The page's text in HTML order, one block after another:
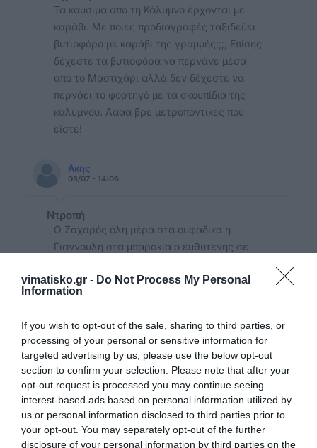
vimatisko.gr - Do Not Process My Personal
Information
If you wish to opt-out of the sale, sharing to third parties, or
processing of your personal or sensitive information for
targeted advertising by us, please use the below opt-out
section to confirm your selection. Please note that after your
opt-out request is processed you may continue seeing
interest-based ads based on personal information utilized by
us or personal information disclosed to third parties prior to
your opt-out. You may separately opt-out of the further
disclosure of your personal information by third parties on the
Τα καύσιμα από τη Κάλυμνο έρχονται με
καράβι. Με ποιες προδιαγραφές ταξιδεύει
βυτιοφόρο με καράβι της γραμμής;;;; Επίσης
δέχεστε τα βυτιοφόρα να περνάνε μέσα
από το Μαστιχάρι αλλά δεν δέχεστε να
περνάει το φορτηγό με τα σκουπίδια της
καλυμνου. Αααα βρε μετροπόντικες που
είστε!
Ακης
08/07 - 14:06
Ντροπή
Ο Ζαχαρός όλη μέρα στα ουφαδικα η
Γιαννουλη στα μπαράκια ο ευθυτενης σε
Απορια
Δηλαδή θα λέμε στους πελάτες μας στα
ξενοδοχεία όταν μας ρωτούν το πρόγραμμα
των λεωφορείων,να βλέπουν τον καιρό για
να δουν αν έρθει το πλοίο με τα καύσιμα
για να λειτουργήσουν.Ρε πάτε καλά;